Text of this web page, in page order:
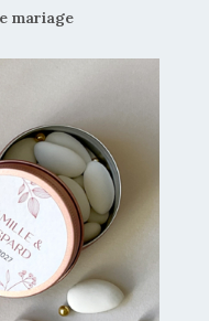
mariage